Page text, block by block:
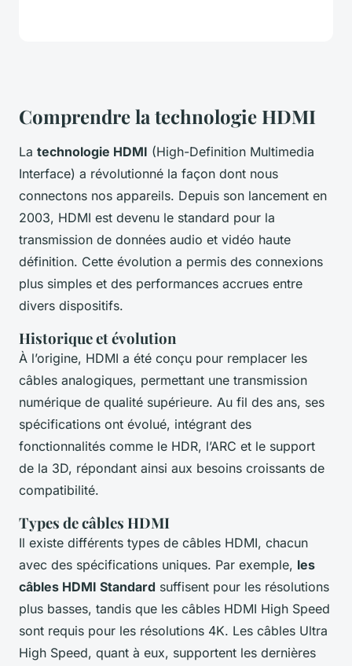
Comprendre la technologie HDMI
La technologie HDMI (High-Definition Multimedia
Interface) a révolutionné la façon dont nous
connectons nos appareils. Depuis son lancement en
2003, HDMI est devenu le standard pour la
transmission de données audio et vidéo haute
définition. Cette évolution a permis des connexions
plus simples et des performances accrues entre
divers dispositifs.
Historique et évolution
À l’origine, HDMI a été conçu pour remplacer les
câbles analogiques, permettant une transmission
numérique de qualité supérieure. Au fil des ans, ses
spécifications ont évolué, intégrant des
fonctionnalités comme le HDR, l’ARC et le support
de la 3D, répondant ainsi aux besoins croissants de
compatibilité.
Types de câbles HDMI
Il existe différents types de câbles HDMI, chacun
avec des spécifications uniques. Par exemple, les
câbles HDMI Standard suffisent pour les résolutions
plus basses, tandis que les câbles HDMI High Speed
sont requis pour les résolutions 4K. Les câbles Ultra
High Speed, quant à eux, supportent les dernières